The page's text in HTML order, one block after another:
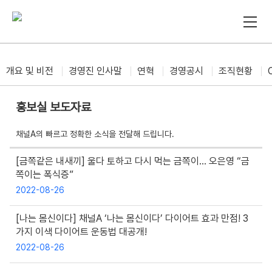
개요 및 비전 경영진 인사말 연혁 경영공시 조직현황
홍보실 보도자료
채널A의 빠르고 정확한 소식을 전달해 드립니다.
[금쪽같은 내새끼] 울다 토하고 다시 먹는 금쪽이… 오은영 “금
쪽이는 폭식증”
2022-08-26
[나는 몸신이다] 채널A ‘나는 몸신이다’ 다이어트 효과 만점! 3
가지 이색 다이어트 운동법 대공개!
2022-08-26